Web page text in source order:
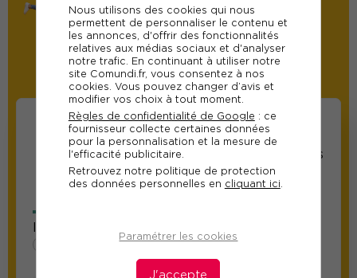
Nous utilisons des cookies qui nous
permettent de personnaliser le contenu et
les annonces, d'offrir des fonctionnalités
relatives aux médias sociaux et d'analyser
notre trafic. En continuant à utiliser notre
site Comundi.fr, vous consentez à nos
cookies. Vous pouvez changer d’avis et
modifier vos choix à tout moment.
Règles de confidentialité de Google : ce
fournisseur collecte certaines données
pour la personnalisation et la mesure de
l'efficacité publicitaire.
Retrouvez notre politique de protection
des données personnelles en cliquant ici.
Paramétrer les cookies
J'accepte
Ref 12864
Du 09 au 10 juillet 2026
A distance
Modifier
Informations sur les
participants
Informations relatives
au responsable suivi
de la formation
Information sur le participant